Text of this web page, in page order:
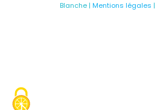
Blanche | Mentions légales |